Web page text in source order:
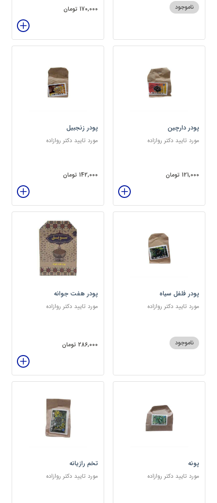
ناموجود 170,000 تومان
پودر دارچین
مورد تایید دکتر روازاده
121,000 تومان
پودر زنجبیل
مورد تایید دکتر روازاده
142,000 تومان
پودر فلفل سیاه
مورد تایید دکتر روازاده
ناموجود
پودر هفت جوانه
مورد تایید دکتر روازاده
286,000 تومان
پونه
مورد تایید دکتر روازاده
تخم رازیانه
مورد تایید دکتر روازاده